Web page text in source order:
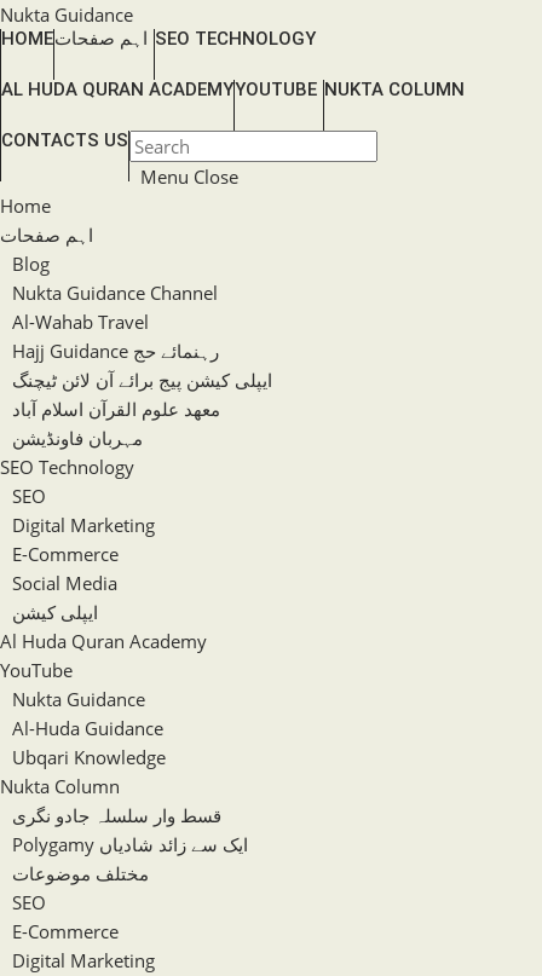
Skip
to
Nukta Guidance
HOMEاہم صفحات SEO TECHNOLOGY
AL HUDA QURAN ACADEMYYOUTUBE NUKTA COLUMN
CONTACTS USTOGGLE
WEBSITE
SEARCH
Menu Close
Home
اہم صفحات
Blog
Nukta Guidance Channel
Al-Wahab Travel
Hajj Guidance رہنمائے حج
ایپلی کیشن پیج برائے آن لائن ٹیچنگ
معھد علوم القرآن اسلام آباد
مہربان فاونڈیشن
SEO Technology
SEO
Digital Marketing
E-Commerce
Social Media
ایپلی کیشن
Al Huda Quran Academy
YouTube
Nukta Guidance
Al-Huda Guidance
Ubqari Knowledge
Nukta Column
قسط وار سلسلہ جادو نگری
Polygamy ایک سے زائد شادیاں
مختلف موضوعات
SEO
E-Commerce
Digital Marketing